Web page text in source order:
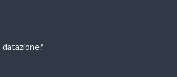
datazione?